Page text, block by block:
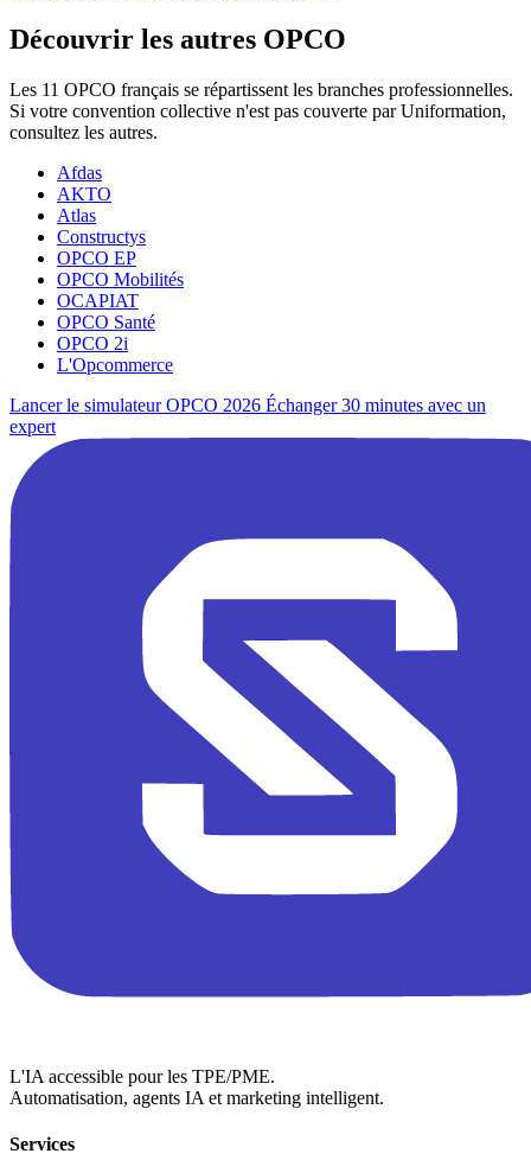
Découvrir les autres OPCO
Les 11 OPCO français se répartissent les branches professionnelles.
Si votre convention collective n'est pas couverte par Uniformation,
consultez les autres.
Afdas
AKTO
Atlas
Constructys
OPCO EP
OPCO Mobilités
OCAPIAT
OPCO Santé
OPCO 2i
L'Opcommerce
Lancer le simulateur OPCO 2026 Échanger 30 minutes avec un
expert
L'IA accessible pour les TPE/PME.
Automatisation, agents IA et marketing intelligent.
Services